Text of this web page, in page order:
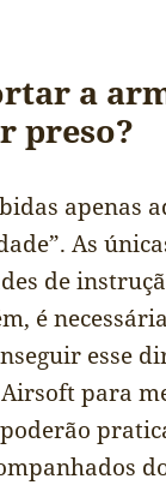
a
preso?
apenas
As
de
é
esse
para